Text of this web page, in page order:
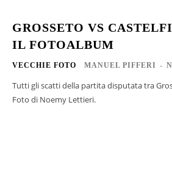
GROSSETO VS
IL FOTOALBUM
VECCHIE FOTO MANUEL PIFFERI -
Tutti gli scatti della partita disputata tra
Foto di Noemy Lettieri.